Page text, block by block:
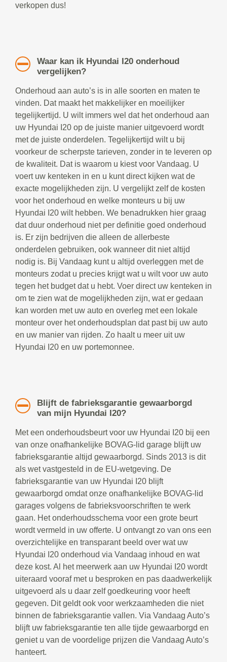
verkopen dus!
Waar kan ik Hyundai I20 onderhoud
vergelijken?
Onderhoud aan auto’s is in alle soorten en maten te
vinden. Dat maakt het makkelijker en moeilijker
tegelijkertijd. U wilt immers wel dat het onderhoud aan
uw Hyundai I20 op de juiste manier uitgevoerd wordt
met de juiste onderdelen. Tegelijkertijd wilt u bij
voorkeur de scherpste tarieven, zonder in te leveren op
de kwaliteit. Dat is waarom u kiest voor Vandaag. U
voert uw kenteken in en u kunt direct kijken wat de
exacte mogelijkheden zijn. U vergelijkt zelf de kosten
voor het onderhoud en welke monteurs u bij uw
Hyundai I20 wilt hebben. We benadrukken hier graag
dat duur onderhoud niet per definitie goed onderhoud
is. Er zijn bedrijven die alleen de allerbeste
onderdelen gebruiken, ook wanneer dit niet altijd
nodig is. Bij Vandaag kunt u altijd overleggen met de
monteurs zodat u precies krijgt wat u wilt voor uw auto
tegen het budget dat u hebt. Voer direct uw kenteken in
om te zien wat de mogelijkheden zijn, wat er gedaan
kan worden met uw auto en overleg met een lokale
monteur over het onderhoudsplan dat past bij uw auto
en uw manier van rijden. Zo haalt u meer uit uw
Hyundai I20 en uw portemonnee.
Blijft de fabrieksgarantie gewaarborgd
van mijn Hyundai I20?
Met een onderhoudsbeurt voor uw Hyundai I20 bij een
van onze onafhankelijke BOVAG-lid garage blijft uw
fabrieksgarantie altijd gewaarborgd. Sinds 2013 is dit
als wet vastgesteld in de EU-wetgeving. De
fabrieksgarantie van uw Hyundai I20 blijft
gewaarborgd omdat onze onafhankelijke BOVAG-lid
garages volgens de fabrieksvoorschriften te werk
gaan. Het onderhoudsschema voor een grote beurt
wordt vermeld in uw offerte. U ontvangt zo van ons een
overzichtelijke en transparant beeld over wat uw
Hyundai I20 onderhoud via Vandaag inhoud en wat
deze kost. Al het meerwerk aan uw Hyundai I20 wordt
uiteraard vooraf met u besproken en pas daadwerkelijk
uitgevoerd als u daar zelf goedkeuring voor heeft
gegeven. Dit geldt ook voor werkzaamheden die niet
binnen de fabrieksgarantie vallen. Via Vandaag Auto’s
blijft uw fabrieksgarantie ten alle tijde gewaarborgd en
geniet u van de voordelige prijzen die Vandaag Auto’s
hanteert.